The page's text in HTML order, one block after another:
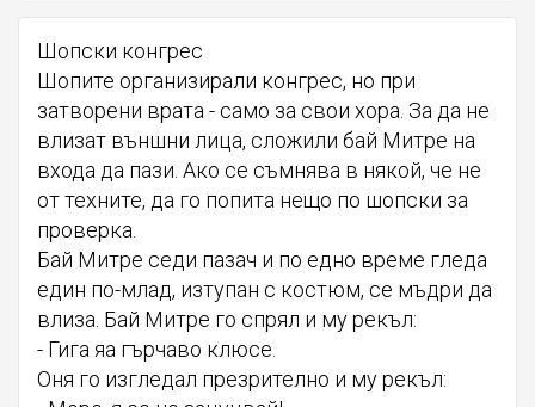
Шопски конгрес
Шопите организирали конгрес, но при
затворени врата - само за свои хора. За да не
влизат външни лица, сложили бай Митре на
входа да пази. Ако се съмнява в някой, че не
от техните, да го попита нещо по шопски за
проверка.
Бай Митре седи пазач и по едно време гледа
един по-млад, изтупан с костюм, се мъдри да
влиза. Бай Митре го спрял и му рекъл:
- Гига яа гърчаво клюсе.
Оня го изгледал презрително и му рекъл: